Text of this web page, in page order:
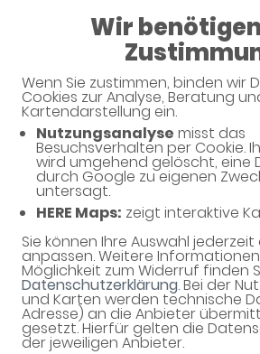
Wir
Wenn Sie zustimmen, binden wir
Cookies zur Analyse, Beratung
Kartendarstellung ein.
Nutzungsanalyse misst das
Besuchsverhalten per Cookie.
wird umgehend gelöscht, eine
durch Google zu eigenen
untersagt.
HERE Maps: zeigt interaktive
Sie können Ihre Auswahl
anpassen. Weitere
Möglichkeit zum Widerruf finden
Datenschutzerklärung. Bei der
und Karten werden technische
Adresse) an die Anbieter
gesetzt. Hierfür gelten die
der jeweiligen Anbieter.
08:15 - 18:30
Laurentius-
Unverbindliche
Laurentius-
Kaiser-Otto-Platz 19,
Eine Bearbeitung und Abholung
Arzneimittel-Reservierung ist
Öffnungszeiten